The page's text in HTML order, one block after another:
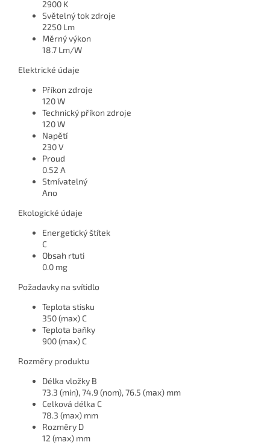
2900 K
Světelný tok zdroje
2250 Lm
Měrný výkon
18.7 Lm/W
Elektrické údaje
Příkon zdroje
120 W
Technický příkon zdroje
120 W
Napětí
230 V
Proud
0.52 A
Stmívatelný
Ano
Ekologické údaje
Energetický štítek
C
Obsah rtuti
0.0 mg
Požadavky na svítidlo
Teplota stisku
350 (max) C
Teplota baňky
900 (max) C
Rozměry produktu
Délka vložky B
73.3 (min), 74.9 (nom), 76.5 (max) mm
Celková délka C
78.3 (max) mm
Rozměry D
12 (max) mm